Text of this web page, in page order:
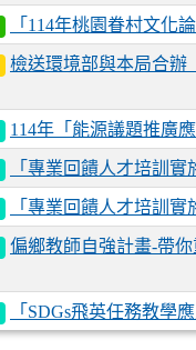
「114年桃園眷村文化論
檢送環境部與本局合辦
114年「能源議題推廣應
「專業回饋人才培訓實
「專業回饋人才培訓實
偏鄉教師自強計畫-帶
「SDGs飛英任務教學